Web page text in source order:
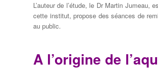
L’auteur de l’étude, le Dr Martin
cette institut, propose des séances de
au public.
A l’origine de